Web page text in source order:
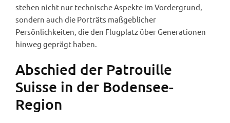
stehen nicht nur technische Aspekte im Vordergrund,
sondern auch die Porträts maßgeblicher
Persönlichkeiten, die den Flugplatz über Generationen
hinweg geprägt haben.
Abschied der Patrouille
Suisse in der Bodensee-
Region